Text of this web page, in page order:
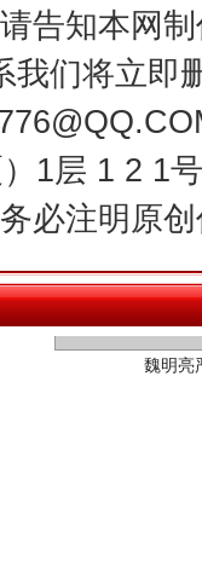
告知本网
我们将立即
1层 1 2 1
必注明原魏明亮